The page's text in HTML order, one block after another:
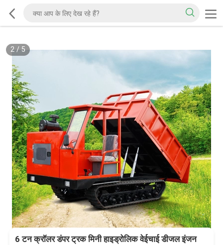
2/ 5
6 टन क्रॉलर डंपर ट्रक मिनी हाइड्रोलिक वेईचाई डीजल इंजन